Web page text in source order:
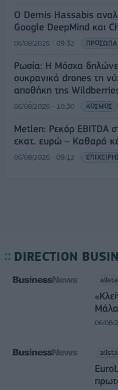
Ο Demis Hassabis
Google DeepMind και
06/08/2026 - 09:32 ΠΡΟΣΩΠΑ
Ρωσία: Η Μόσχα
ουκρανικά drones τη
αποθήκη της
06/08/2026 - 10:30 ΚΟΣΜΟΣ
Metlen: Ρεκόρ EBITDA
εκατ. ευρώ – Καθαρά
06/08/2026 - 09:12
DIRECTION
06/08/